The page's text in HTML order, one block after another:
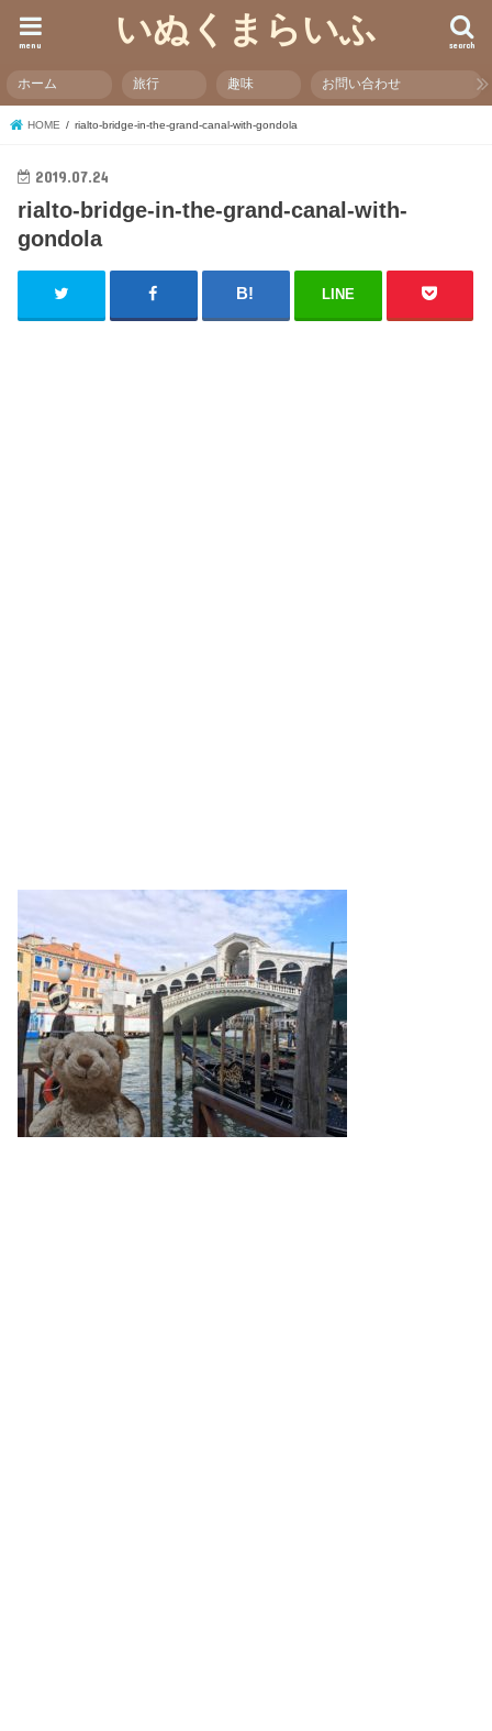
いぬくまらいふ search
menu
ホーム 旅行 趣味 お問い合わせ
HOME rialto-bridge-in-the-grand-canal-with-gondola
2019.07.24
rialto-bridge-in-the-grand-canal-with-
gondola
LINE